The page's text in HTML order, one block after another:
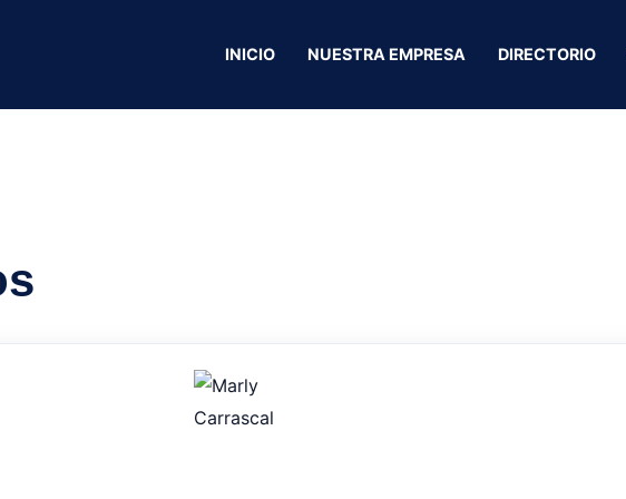
INICIO NUESTRA EMPRESA DIRECTORIO
Eduar Motos